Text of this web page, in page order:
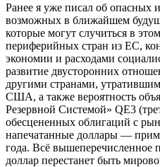
Ранее я уже писал об опасных
возможных в ближайшем
которые могут случиться в
периферийных стран из ЕС,
экономии и расходами
развитие двусторонних
другими странами,
США, а также вероятность
Резервной Системой» QE3
обесцененных облигаций с
напечатанные доллары —
года. Всё вышеперечисленное
доллар перестанет быть